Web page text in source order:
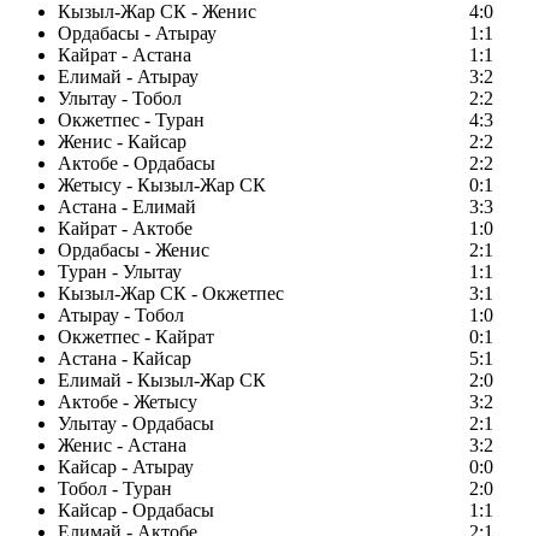
Кызыл-Жар СК - Женис
4:0
Ордабасы - Атырау
1:1
Кайрат - Астана
1:1
Елимай - Атырау
3:2
Улытау - Тобол
2:2
Окжетпес - Туран
4:3
Женис - Кайсар
2:2
Актобе - Ордабасы
2:2
Жетысу - Кызыл-Жар СК
0:1
Астана - Елимай
3:3
Кайрат - Актобе
1:0
Ордабасы - Женис
2:1
Туран - Улытау
1:1
Кызыл-Жар СК - Окжетпес
3:1
Атырау - Тобол
1:0
Окжетпес - Кайрат
0:1
Астана - Кайсар
5:1
Елимай - Кызыл-Жар СК
2:0
Актобе - Жетысу
3:2
Улытау - Ордабасы
2:1
Женис - Астана
3:2
Кайсар - Атырау
0:0
Тобол - Туран
2:0
Кайсар - Ордабасы
1:1